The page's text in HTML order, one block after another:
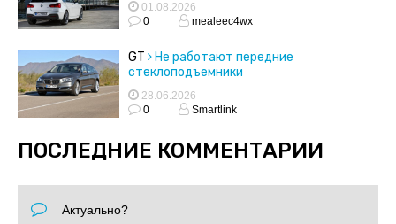
01.08.2026
0
mealeec4wx
GT
Не работают передние
стеклоподъемники
28.06.2026
0
Smartlink
ПОСЛЕДНИЕ КОММЕНТАРИИ
Актуально?